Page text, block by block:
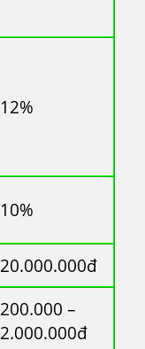
12%
10%
20.000.000đ
200.000 –
2.000.000đ